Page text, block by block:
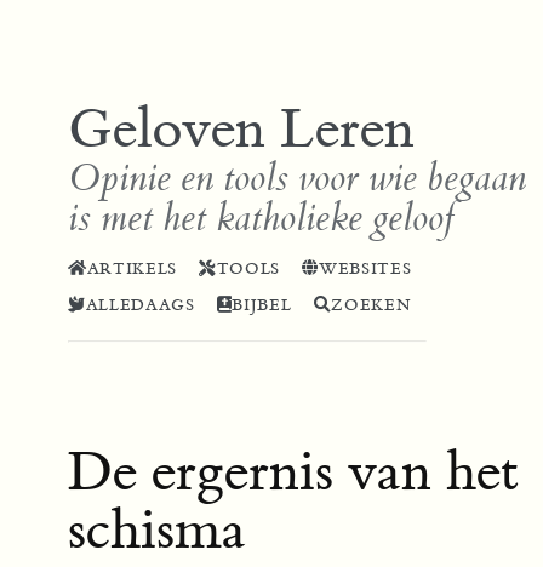
Geloven Leren
Opinie en tools voor wie begaan
is met het katholieke geloof
ARTIKELS TOOLS
WEBSITES
ALLEDAAGS
BIJBEL ZOEKEN
De ergernis van het
schisma